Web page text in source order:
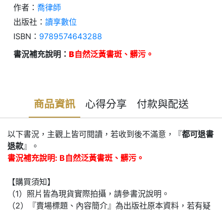
作者： 喬律師
出版社： 讀享數位
ISBN： 9789574643288
書況補充說明： B自然泛黃書斑、髒污。
商品資訊 心得分享 付款與配送
以下書況，主觀上皆可閱讀，若收到後不滿意，『都可退書
退款』。
書況補充說明: B自然泛黃書斑、髒污。
【購買須知】
（1）照片皆為現貨實際拍攝，請參書況說明。
（2）『賣場標題、內容簡介』為出版社原本資料，若有疑